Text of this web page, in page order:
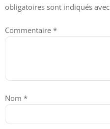
obligatoires sont indiqués avec
Commentaire *
Nom *